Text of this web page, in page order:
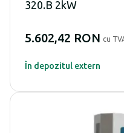
320.B 2kW
5.602,42 RON cu
În depozitul extern